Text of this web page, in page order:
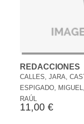
REDACCIONES
CALLES, JARA,
ESPIGADO,
RAÚL
11,00 €